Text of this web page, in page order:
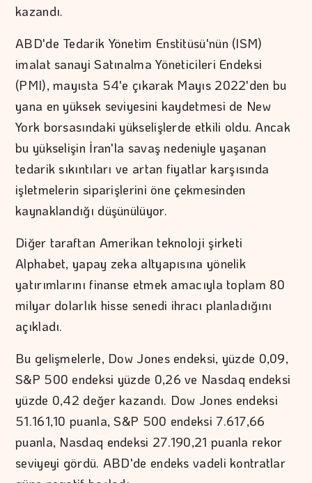
kazandı.
ABD'de Tedarik Yönetim Enstitüsü'nün (ISM)
imalat sanayi Satınalma Yöneticileri Endeksi
(PMI), mayısta 54'e çıkarak Mayıs 2022'den bu
yana en yüksek seviyesini kaydetmesi de New
York borsasındaki yükselişlerde etkili oldu. Ancak
bu yükselişin İran'la savaş nedeniyle yaşanan
tedarik sıkıntıları ve artan fiyatlar karşısında
işletmelerin siparişlerini öne çekmesinden
kaynaklandığı düşünülüyor.
Diğer taraftan Amerikan teknoloji şirketi
Alphabet, yapay zeka altyapısına yönelik
yatırımlarını finanse etmek amacıyla toplam 80
milyar dolarlık hisse senedi ihracı planladığını
açıkladı.
Bu gelişmelerle, Dow Jones endeksi, yüzde 0,09,
S&P 500 endeksi yüzde 0,26 ve Nasdaq endeksi
yüzde 0,42 değer kazandı. Dow Jones endeksi
51.161,10 puanla, S&P 500 endeksi 7.617,66
puanla, Nasdaq endeksi 27.190,21 puanla rekor
seviyeyi gördü. ABD'de endeks vadeli kontratlar